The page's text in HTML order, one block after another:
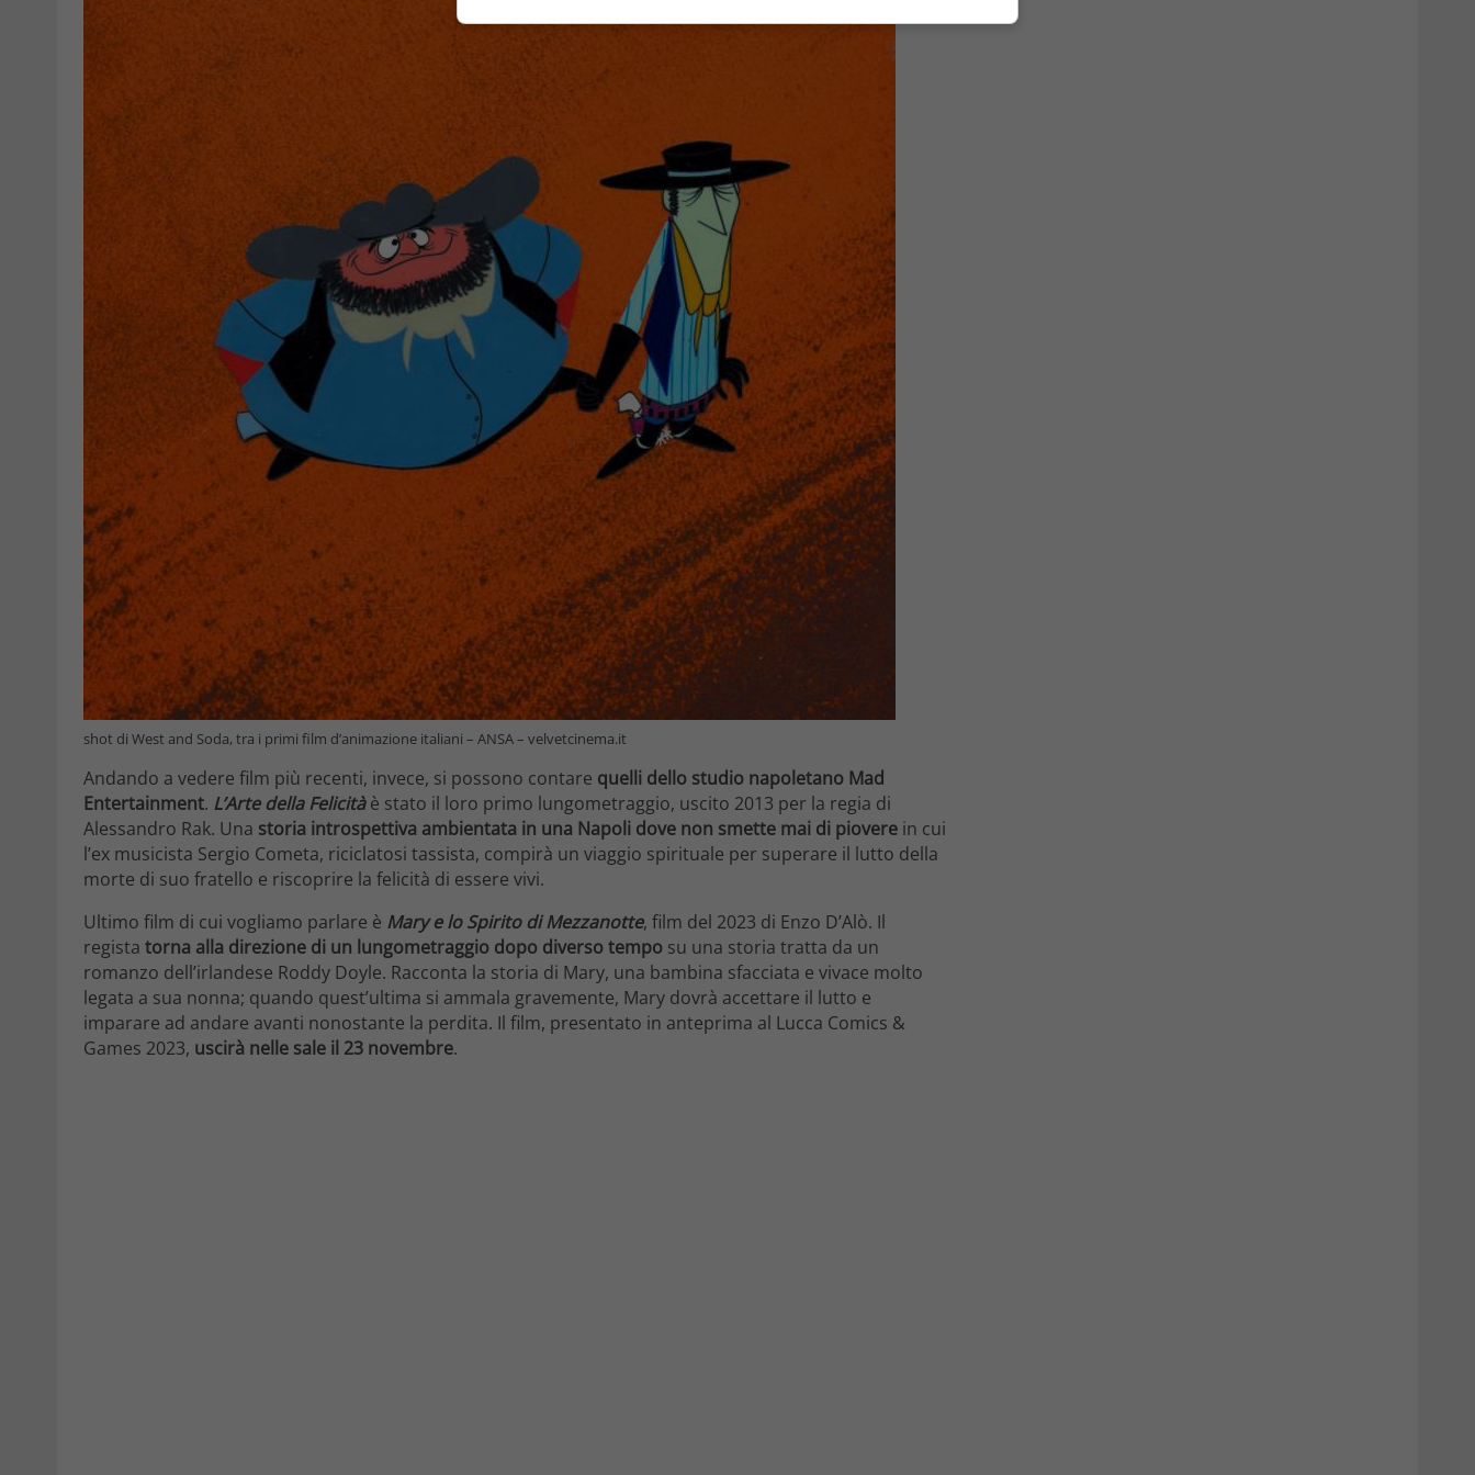
shot di West and Soda, tra i primi film d’animazione italiani – ANSA – velvetcinema.it
Andando a vedere film più recenti, invece, si possono contare quelli dello studio napoletano Mad
Entertainment. L’Arte della Felicitàè stato il loro primo lungometraggio, uscito 2013 per la regia di
Alessandro Rak. Una storia introspettiva ambientata in una Napoli dove non smette mai di piovere in cui
l’ex musicista Sergio Cometa, riciclatosi tassista, compirà un viaggio spirituale per superare il lutto della
morte di suo fratello e riscoprire la felicità di essere vivi.
Ultimo film di cui vogliamo parlare è Mary e lo Spirito di Mezzanotte, film del 2023 di Enzo D’Alò. Il
regista torna alla direzione di un lungometraggio dopo diverso tempo su una storia tratta da un
romanzo dell’irlandese Roddy Doyle. Racconta la storia di Mary, una bambina sfacciata e vivace molto
legata a sua nonna; quando quest’ultima si ammala gravemente, Mary dovrà accettare il lutto e
imparare ad andare avanti nonostante la perdita. Il film, presentato in anteprima al Lucca Comics &
Games 2023, uscirà nelle sale il 23 novembre.